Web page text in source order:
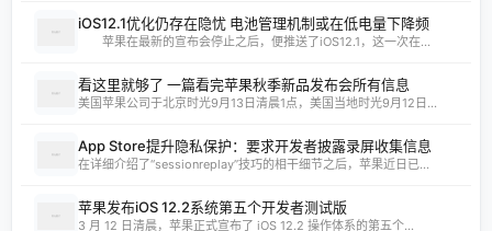
iOS12.1优化仍存在隐忧 电池管理机制或在低电量下降频
苹果在最新的宣布会停止之后，便推送了iOS12.1，这一次在...
看这里就够了 一篇看完苹果秋季新品发布会所有信息
美国苹果公司于北京时光9月13日清晨1点，美国当地时光9月12日...
App Store提升隐私保护：要求开发者披露录屏收集信息
在详细介绍了“sessionreplay”技巧的相干细节之后，苹果近日已...
苹果发布iOS 12.2系统第五个开发者测试版
3 月 12 日清晨，苹果正式宣布了 iOS 12.2 操作体系的第五个...